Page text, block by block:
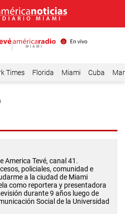
Times Florida Miami Cuba
America Tevé, canal 41.
policiales, comunidad e
a la ciudad de Miami
como reportera y presentadora
durante 9 años luego de
Social de la Universidad